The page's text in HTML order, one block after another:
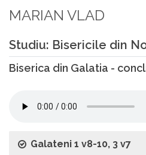
MARIAN VLAD
Studiu: Bisericile din
Biserica din Galatia -
Galateni 1 v8-10, 3 v7